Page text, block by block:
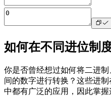
如何在不同进位制
你是否曾经想过如何将二进
间的数字进行转换？这些进
中都有广泛的应用，因此掌